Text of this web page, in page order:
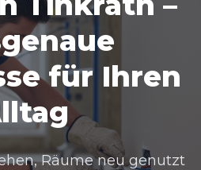
für Ihren
Räume neu genutzt